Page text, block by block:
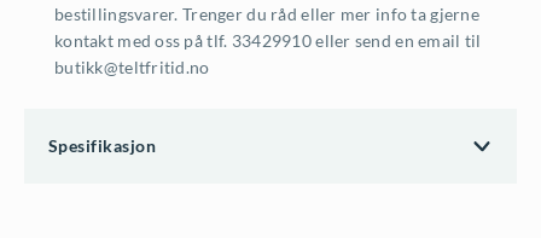
bestillingsvarer. Trenger du råd eller mer info ta gjerne
kontakt med oss på tlf. 33429910 eller send en email til
butikk@teltfritid.no
Spesifikasjon